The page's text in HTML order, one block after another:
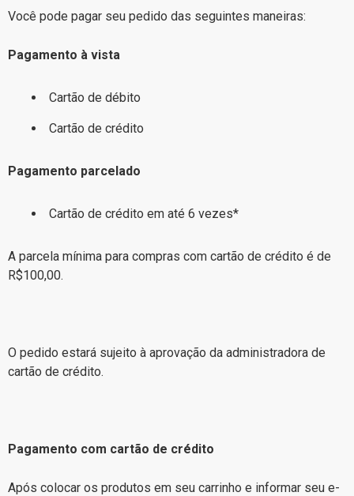
Você pode pagar seu pedido das seguintes maneiras:
Pagamento à vista
Cartão de débito
Cartão de crédito
Pagamento parcelado
Cartão de crédito em até 6 vezes*
A parcela mínima para compras com cartão de crédito é de
R$100,00.
O pedido estará sujeito à aprovação da administradora de
cartão de crédito.
Pagamento com cartão de crédito
Após colocar os produtos em seu carrinho e informar seu e-